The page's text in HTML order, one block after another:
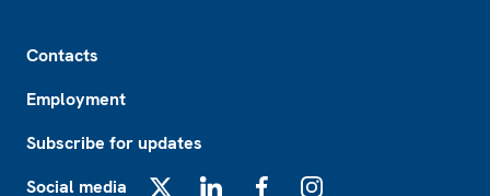
Contacts
Employment
Subscribe for updates
Social media